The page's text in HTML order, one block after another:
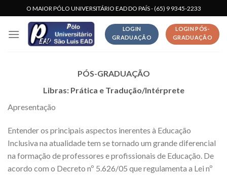
to
content
O MAIOR PÓLO UNIVERSITÁRIO EAD DO PAÍS - (65) 9 9345-2233
LOGIN
GRADUAÇÃO
LOGIN PÓS-
GRADUAÇÃO
PÓS-GRADUAÇÃO
Libras: Prática e Tradução/Intérprete
Apresentação
Entender os principais aspectos inerentes à Educação
Inclusiva na atualidade tem se tornado um grande diferencial
na formação de professores e profissionais de Educação. De
acordo com o Decreto nº 5.626/05 que regulamenta a Lei nº